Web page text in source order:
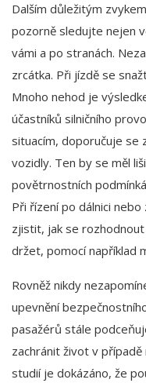
Dalším důležitým
pozorně sledujte nejen
vámi a po stranách.
zrcátka. Při jízdě se
Mnoho nehod je
účastníků silničního
situacím, doporučuje se
vozidly. Ten by se měl
povětrnostních
Při řízení po dálnici
zjistit, jak se
držet, pomocí například
Rovněž nikdy
upevnění
pasažérů stále
zachránit život v
studií je dokázáno, že